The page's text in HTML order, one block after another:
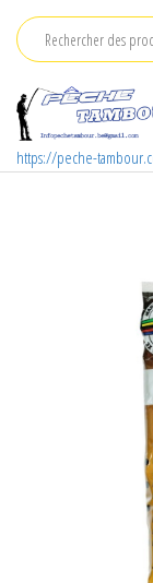
Aller
https://peche-